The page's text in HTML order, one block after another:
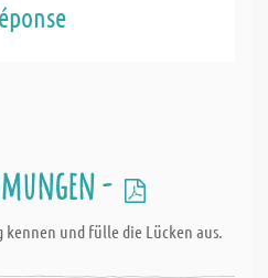
-
kennen und fülle die Lücken aus.